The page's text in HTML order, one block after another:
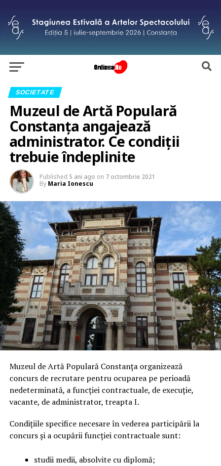
SOCIETATE
Muzeul de Artă Populară
Constanța angajează
administrator. Ce condiții
trebuie îndeplinite
Published 5 ani ago on 7 octombrie 2021
By Maria Ionescu
Muzeul de Artă Populară Constanţa organizează
concurs de recrutare pentru ocuparea pe perioadă
nedeterminată, a funcției contractuale, de execuție,
vacante, de administrator, treapta I.
Condiţiile specifice necesare în vederea participării la
concurs şi a ocupării funcției contractuale sunt:
studii medii, absolvite cu diplomă;